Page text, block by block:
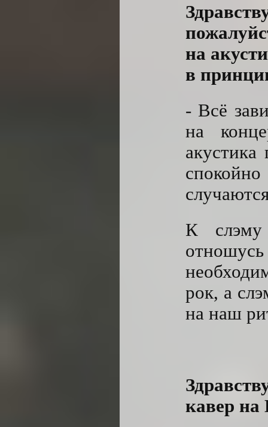
на
в
- Всё
на
К слэму
рок, а
на наш
кавер